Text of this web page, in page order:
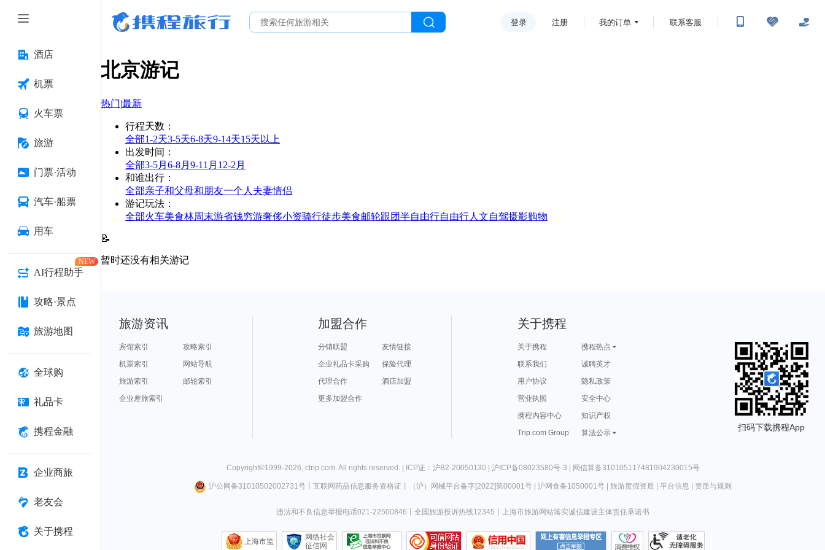
酒店
机票
火车票
旅游
门票·活动
汽车·船票
用车
AI行程助手
NEW
攻略·景点
旅游地图
全球购
礼品卡
携程金融
企业商旅
老友会
关于携程
登录 注册 我的订单 联系客服
北京游记
热门|最新
行程天数 ：
全部1-2天3-5天6-8天9-14天15天以上
出发时间 ：
全部3-5月 6-8月 9-11月 12-2月
和谁出行 ：
全部亲子和父母和朋友一个人 夫妻情侣
游记玩法 ：
全部火车美食林周末游省钱穷游奢侈小资骑行徒步美食邮轮跟团半自由行自由行人文自驾摄影购物
📝
暂时还没有相关游记
旅游资讯
宾馆索引
攻略索引
机票索引
网站导航
旅游索引
邮轮索引
企业差旅索引
加盟合作
分销联盟
友情链接
企业礼品卡采购
保险代理
代理合作
酒店加盟
更多加盟合作
关于携程
关于携程
携程热点
联系我们
诚聘英才
用户协议
隐私政策
营业执照
安全中心
携程内容中心
知识产权
Trip.com Group
算法公示
扫码下载携程App
Copyright©1999-2026, ctrip.com. All rights reserved. | ICP证：沪B2-20050130 | 沪ICP备08023580号-3 | 网信算备310105117481904230015号
沪公网备31010502002731号丨 互联网药品信息服务资格证 （沪）网械平台备字[2022]第00001号| 沪网食备1050001号| 旅游度假资质| 平台信息 资质与规则
违法和不良信息举报电话021-22500846 全国旅游投诉热线12345 上海市旅游网站落实诚信建设主体责任承诺书
上海市监
网络社会
征信网